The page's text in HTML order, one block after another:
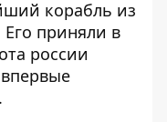
корабль из
приняли в
россии